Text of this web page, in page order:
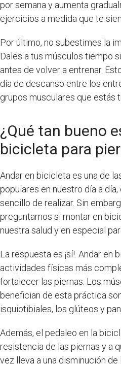
por semana y aumenta
ejercicios a medida que te
Por último, no subestimes la
Dales a tus músculos tiempo
antes de volver a entrenar.
día de descanso entre los
grupos musculares que estás
¿Qué tan bueno
bicicleta para
Andar en bicicleta es una de
populares en nuestro día a
sencillo de realizar. Sin
preguntamos si montar en
nuestra salud y en especial
La respuesta es ¡sí!. Andar en
actividades físicas más
fortalecer las piernas. Los
benefician de esta práctica
isquiotibiales, los glúteos y
Además, el pedaleo en la
resistencia de las piernas y a
vez lleva a una disminución de